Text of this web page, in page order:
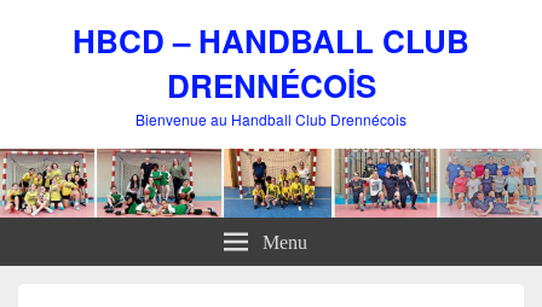
HBCD – HANDBALL CLUB
DRENNÉCOİS
Bienvenue au Handball Club Drennécois
Menu